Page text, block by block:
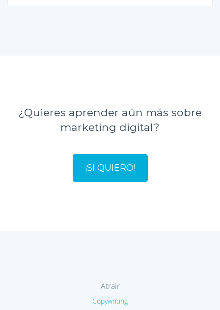
¿Quieres aprender aún más sobre
marketing digital?
¡SI QUIERO!
Atrair
Copywriting